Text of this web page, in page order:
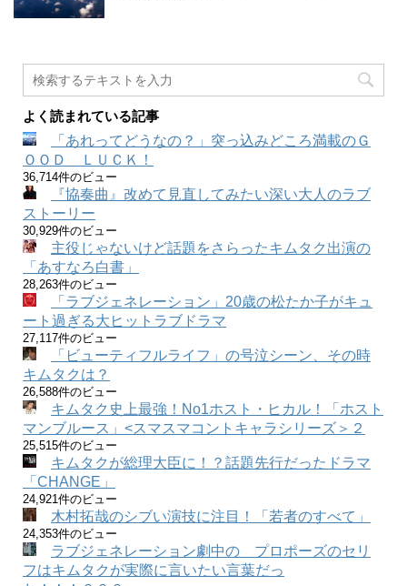
よく読まれている記事
「あれってどうなの？」突っ込みどころ満載のＧ
ＯＯＤ ＬＵＣＫ！
36,714件のビュー
『協奏曲』改めて見直してみたい深い大人のラブ
ストーリー
30,929件のビュー
主役じゃないけど話題をさらったキムタク出演の
「あすなろ白書」
28,263件のビュー
「ラブジェネレーション」20歳の松たか子がキュ
ート過ぎる大ヒットラブドラマ
27,117件のビュー
「ビューティフルライフ」の号泣シーン、その時
キムタクは？
26,588件のビュー
キムタク史上最強！No1ホスト・ヒカル！「ホスト
マンブルース」<スマスマコントキャラシリーズ＞２
25,515件のビュー
キムタクが総理大臣に！？話題先行だったドラマ
「CHANGE」
24,921件のビュー
木村拓哉のシブい演技に注目！「若者のすべて」
24,353件のビュー
ラブジェネレーション劇中の プロポーズのセリ
フはキムタクが実際に言いたい言葉だっ